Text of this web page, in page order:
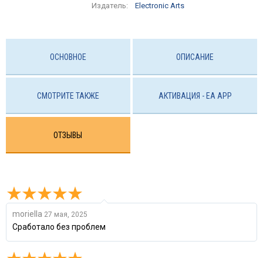
Издатель: Electronic Arts
ОСНОВНОЕ ОПИСАНИЕ
СМОТРИТЕ ТАКЖЕ АКТИВАЦИЯ - EA APP
ОТЗЫВЫ
moriella 27 мая, 2025
Сработало без проблем